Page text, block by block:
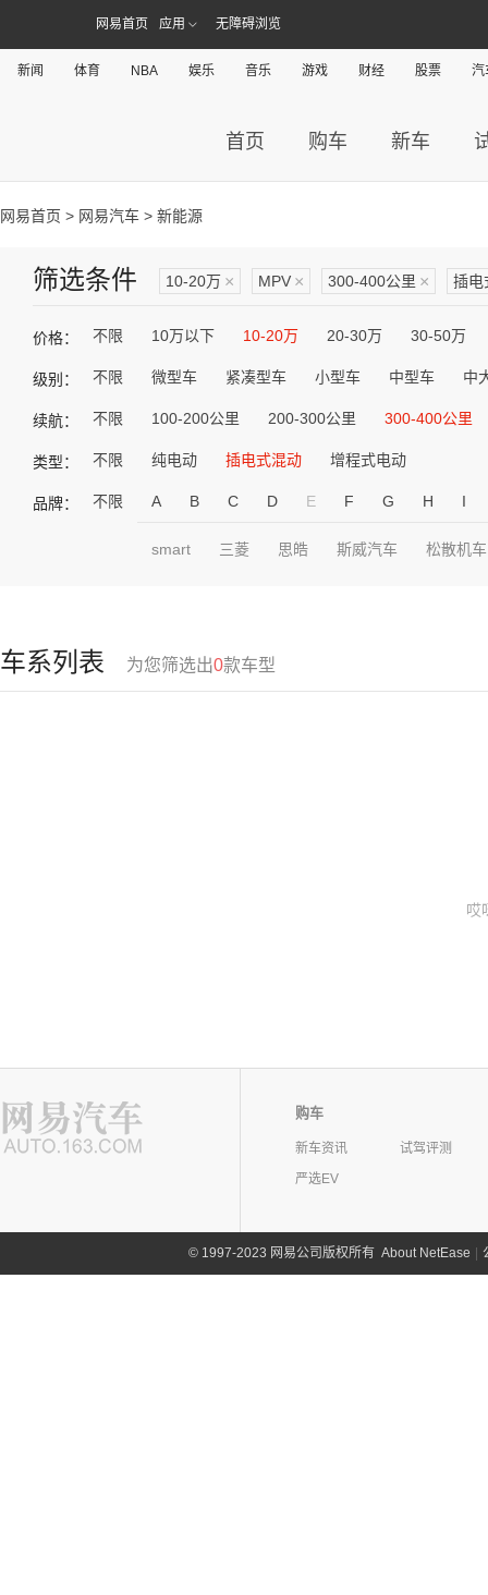
网易首页 应用 无障碍浏览
新闻 体育 NBA 娱乐 音乐 游戏 财经 股票 汽
首页 购车 新车
网易首页 > 网易汽车 > 新能源
筛选条件 10-20万 × MPV × 300-400公里 × 插电
价格： 不限 10万以下 10-20万 20-30万 30-50万
级别： 不限 微型车 紧凑型车 小型车 中型车 中
续航： 不限 100-200公里 200-300公里 300-400公里
类型： 不限 纯电动 插电式混动 增程式电动
品牌： 不限 A B C D E F G H I
smart 三菱 思皓 斯威汽车 松散机车
车系列表 为您筛选出0款车型
哎
购车
新车资讯
试驾评测
严选EV
©1997-2023 网易公司版权所有 About NetEase